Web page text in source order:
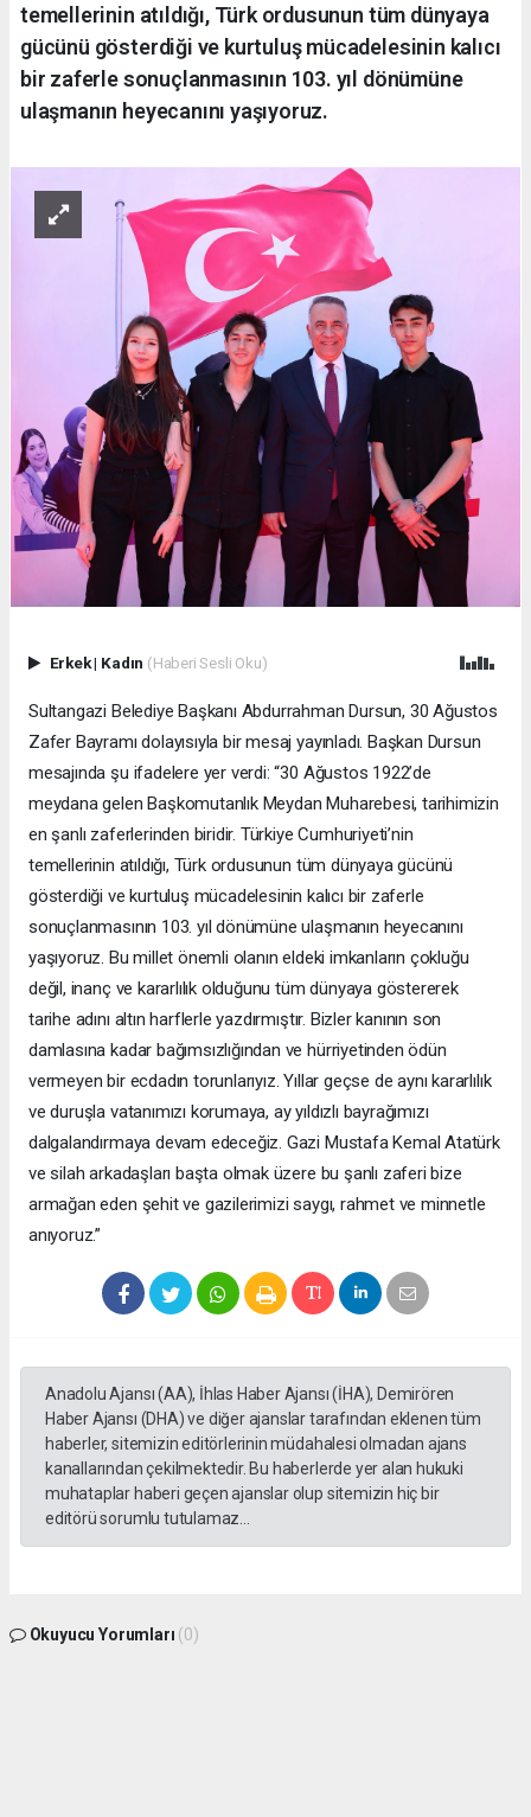
temellerinin atıldığı, Türk ordusunun tüm dünyaya
gücünü gösterdiği ve kurtuluş mücadelesinin kalıcı
bir zaferle sonuçlanmasının 103. yıl dönümüne
ulaşmanın heyecanını yaşıyoruz.
Erkek| Kadın (Haberi Sesli Oku)
Sultangazi Belediye Başkanı Abdurrahman Dursun, 30 Ağustos
Zafer Bayramı dolayısıyla bir mesaj yayınladı. Başkan Dursun
mesajında şu ifadelere yer verdi: “30 Ağustos 1922’de
meydana gelen Başkomutanlık Meydan Muharebesi, tarihimizin
en şanlı zaferlerinden biridir. Türkiye Cumhuriyeti’nin
temellerinin atıldığı, Türk ordusunun tüm dünyaya gücünü
gösterdiği ve kurtuluş mücadelesinin kalıcı bir zaferle
sonuçlanmasının 103. yıl dönümüne ulaşmanın heyecanını
yaşıyoruz. Bu millet önemli olanın eldeki imkanların çokluğu
değil, inanç ve kararlılık olduğunu tüm dünyaya göstererek
tarihe adını altın harflerle yazdırmıştır. Bizler kanının son
damlasına kadar bağımsızlığından ve hürriyetinden ödün
vermeyen bir ecdadın torunlarıyız. Yıllar geçse de aynı kararlılık
ve duruşla vatanımızı korumaya, ay yıldızlı bayrağımızı
dalgalandırmaya devam edeceğiz. Gazi Mustafa Kemal Atatürk
ve silah arkadaşları başta olmak üzere bu şanlı zaferi bize
armağan eden şehit ve gazilerimizi saygı, rahmet ve minnetle
anıyoruz.”
Anadolu Ajansı (AA), İhlas Haber Ajansı (İHA), Demirören
Haber Ajansı (DHA) ve diğer ajanslar tarafından eklenen tüm
haberler, sitemizin editörlerinin müdahalesi olmadan ajans
kanallarından çekilmektedir. Bu haberlerde yer alan hukuki
muhataplar haberi geçen ajanslar olup sitemizin hiç bir
editörü sorumlu tutulamaz...
Okuyucu Yorumları (0)